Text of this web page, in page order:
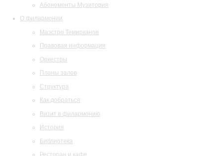
Абонементы Музитория
О филармонии
Маэстро Темирканов
Правовая информация
Оркестры
Планы залов
Структура
Как добраться
Визит в филармонию
История
Библиотека
Ресторан и кафе